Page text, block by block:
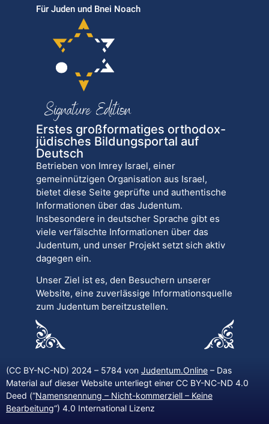
Für Juden und Bnei Noach
Erstes großformatiges orthodox-
jüdisches Bildungsportal auf
Deutsch
Betrieben von Imrey Israel, einer
gemeinnützigen Organisation aus Israel,
bietet diese Seite geprüfte und authentische
Informationen über das Judentum.
Insbesondere in deutscher Sprache gibt es
viele verfälschte Informationen über das
Judentum, und unser Projekt setzt sich aktiv
dagegen ein.
Unser Ziel ist es, den Besuchern unserer
Website, eine zuverlässige Informationsquelle
zum Judentum bereitzustellen.
(CC BY-NC-ND) 2024 – 5784 von Judentum.Online – Das
Material auf dieser Website unterliegt einer CC BY-NC-ND 4.0
Deed (“Namensnennung – Nicht-kommerziell – Keine
Bearbeitung“) 4.0 International Lizenz